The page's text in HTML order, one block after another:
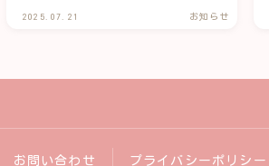
2025.07.21 お知らせ
お問い合わせ プライバシーポリシー